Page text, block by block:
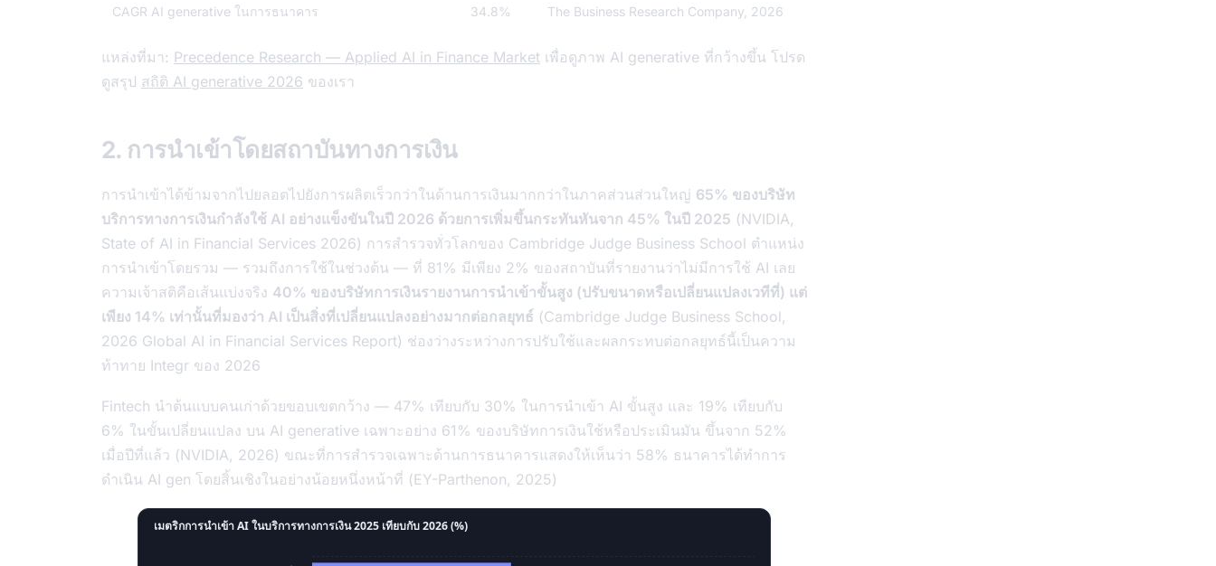
CAGR AI generative ในการธนาคาร 34.8% The Business Research Company, 2026
แหล่งที่มา: Precedence Research — Applied AI in Finance Market เพื่อดูภาพ AI generative ที่กว้างขึ้น โปรด
ดูสรุป สถิติ AI generative 2026 ของเรา
2. การนำเข้าโดยสถาบันทางการเงิน
การนำเข้าได้ข้ามจากไปยลอตไปยังการผลิตเร็วกว่าในด้านการเงินมากกว่าในภาคส่วนส่วนใหญ่ 65% ของบริษัท
บริการทางการเงินกำลังใช้ AI อย่างแข็งขันในปี 2026 ด้วยการเพิ่มขึ้นกระทันหันจาก 45% ในปี 2025 (NVIDIA,
State of AI in Financial Services 2026) การสำรวจทั่วโลกของ Cambridge Judge Business School ตำแหน่ง
การนำเข้าโดยรวม — รวมถึงการใช้ในช่วงต้น — ที่ 81% มีเพียง 2% ของสถาบันที่รายงานว่าไม่มีการใช้ AI เลย
ความเจ้าสติคือเส้นแบ่งจริง 40% ของบริษัทการเงินรายงานการนำเข้าขั้นสูง (ปรับขนาดหรือเปลี่ยนแปลงเวทีที่) แต่
เพียง 14% เท่านั้นที่มองว่า AI เป็นสิ่งที่เปลี่ยนแปลงอย่างมากต่อกลยุทธ์ (Cambridge Judge Business School,
2026 Global AI in Financial Services Report) ช่องว่างระหว่างการปรับใช้และผลกระทบต่อกลยุทธ์นี้เป็นความ
ท้าทาย Integr ของ 2026
Fintech นำต้นแบบคนเก่าด้วยขอบเขตกว้าง — 47% เทียบกับ 30% ในการนำเข้า AI ขั้นสูง และ 19% เทียบกับ
6% ในขั้นเปลี่ยนแปลง บน AI generative เฉพาะอย่าง 61% ของบริษัทการเงินใช้หรือประเมินมัน ขึ้นจาก 52%
เมื่อปีที่แล้ว (NVIDIA, 2026) ขณะที่การสำรวจเฉพาะด้านการธนาคารแสดงให้เห็นว่า 58% ธนาคารได้ทำการ
ดำเนิน AI gen โดยสิ้นเชิงในอย่างน้อยหนึ่งหน้าที่ (EY-Parthenon, 2025)
เมตริกการนำเข้า AI ในบริการทางการเงิน 2025 เทียบกับ 2026 (%)